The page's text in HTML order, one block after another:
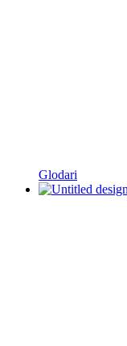
Glodari